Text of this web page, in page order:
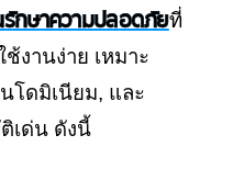
รักษาความปลอดภัยที่
งานง่าย เหมาะ
โดมิเนียม, และ
เด่น ดังนี้